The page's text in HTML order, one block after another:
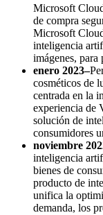
Microsoft
de compra
Microsoft
inteligencia
imágenes,
enero 2023–
cosméticos de
centrada en la
experiencia de
solución de
consumidores
noviembre
inteligencia
bienes de
producto de
unifica la
demanda, los